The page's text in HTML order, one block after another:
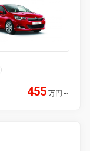
455 万円 ～